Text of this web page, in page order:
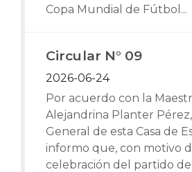
Copa Mundial de Fútbol...
Circular N° 09
2026-06-24
Por acuerdo con la
Alejandrina Planter
General de esta Casa de
informo que, con motivo
celebración del partido